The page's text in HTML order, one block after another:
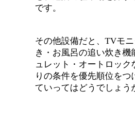
です。
その他設備だと、TVモ
き・お風呂の追い炊き機
ュレット・オートロック
りの条件を優先順位をつ
ていってはどうでしょう